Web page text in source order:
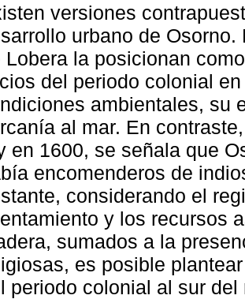
versiones
urbano de
Lobera la posicionan
del periodo colonial
ambientales, su
al mar. En
en 1600, se señala que
encomenderos de
considerando el
y los recursos
sumados a la
es posible
periodo colonial al sur del